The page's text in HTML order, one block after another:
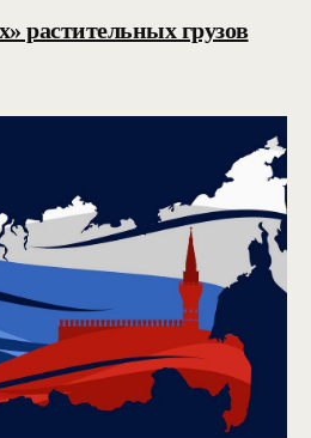
растительных грузов
6
60